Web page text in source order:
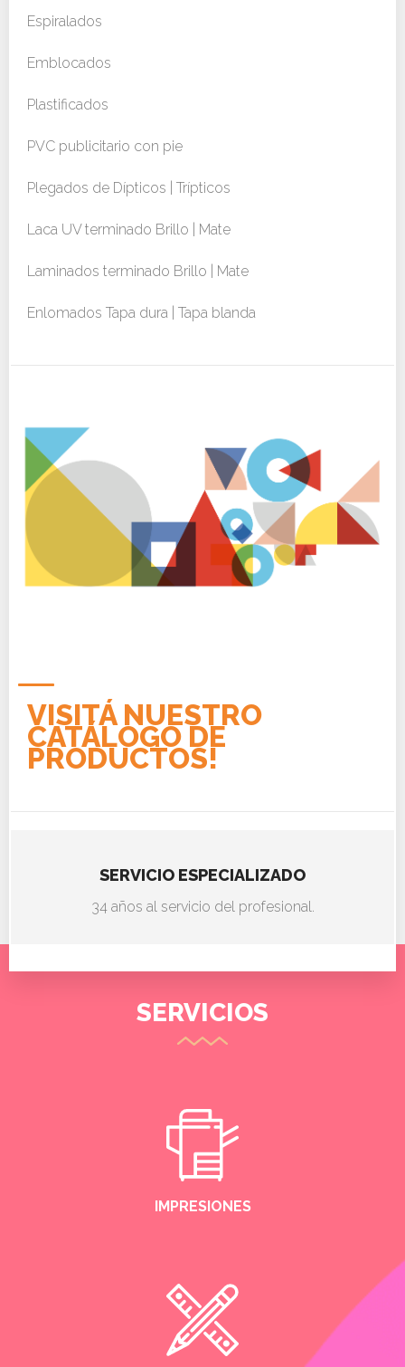
Espiralados
Emblocados
Plastificados
PVC publicitario con pie
Plegados de Dípticos | Trípticos
Laca UV terminado Brillo | Mate
Laminados terminado Brillo | Mate
Enlomados Tapa dura | Tapa blanda
VISITÁ NUESTRO
CATÁLOGO DE
PRODUCTOS!
SERVICIO ESPECIALIZADO
34 años al servicio del profesional.
SERVICIOS
IMPRESIONES